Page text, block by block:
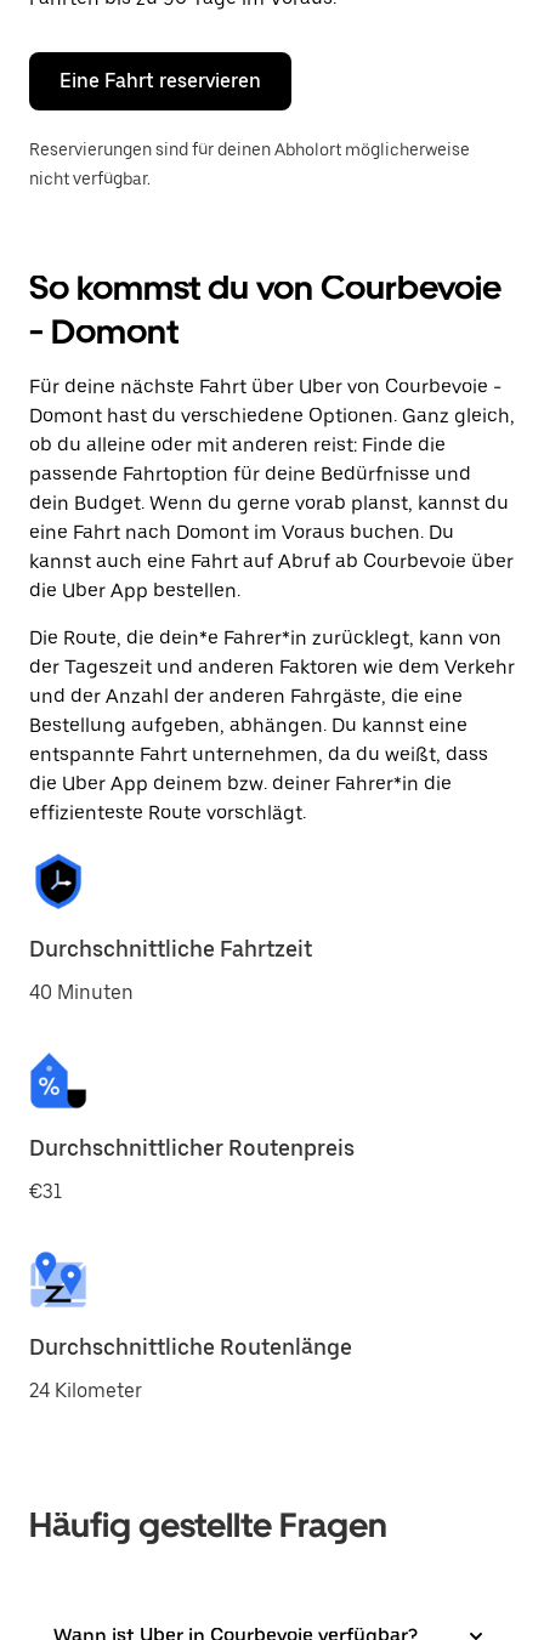
Escape-
um
den
Kalender
schließen.
Eine Fahrt reservieren
Reservierungen sind für deinen Abholort möglicherweise
nicht verfügbar.
So kommst du von Courbevoie
- Domont
Für deine nächste Fahrt über Uber von Courbevoie -
Domont hast du verschiedene Optionen. Ganz gleich,
ob du alleine oder mit anderen reist: Finde die
passende Fahrtoption für deine Bedürfnisse und
dein Budget. Wenn du gerne vorab planst, kannst du
eine Fahrt nach Domont im Voraus buchen. Du
kannst auch eine Fahrt auf Abruf ab Courbevoie über
die Uber App bestellen.
Die Route, die dein*e Fahrer*in zurücklegt, kann von
der Tageszeit und anderen Faktoren wie dem Verkehr
und der Anzahl der anderen Fahrgäste, die eine
Bestellung aufgeben, abhängen. Du kannst eine
entspannte Fahrt unternehmen, da du weißt, dass
die Uber App deinem bzw. deiner Fahrer*in die
effizienteste Route vorschlägt.
Durchschnittliche Fahrtzeit
40 Minuten
Durchschnittlicher Routenpreis
€31
Durchschnittliche Routenlänge
24 Kilometer
Häufig gestellte Fragen